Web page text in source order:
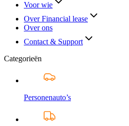
Voor wie
Over Financial lease
Over ons
Contact & Support
Categorieën
Personenauto’s